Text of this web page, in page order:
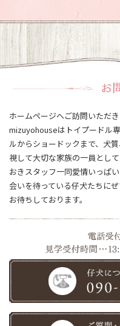
ホームページへご訪問いただ
mizuyohouseはトイプードル
ルからショードックまで、犬
視して大切な家族の一員とし
おきスタッフ一同愛情いっぱ
会いを待っている仔犬たちに
お待ちしております。